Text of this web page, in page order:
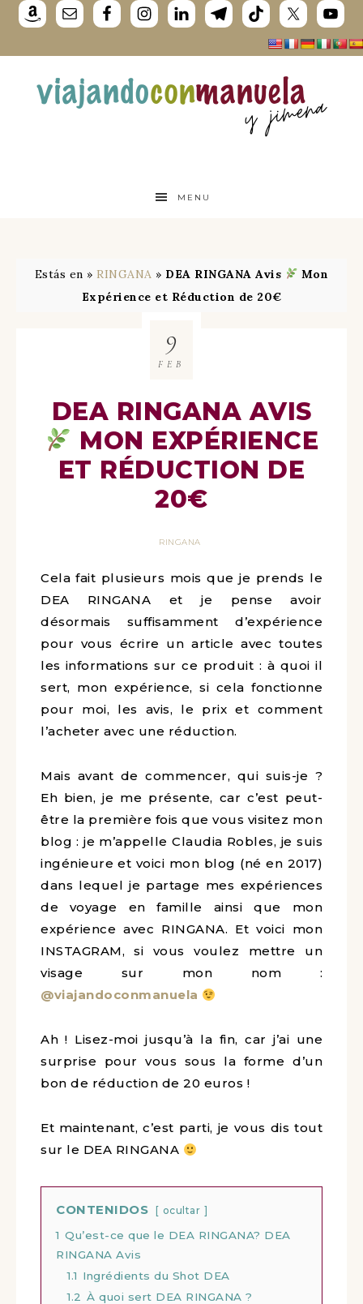
MENU
Estás en » RINGANA » DEA RINGANA Avis
Mon
Expérience et Réduction de 20€
DEA RINGANA AVIS
MON EXPÉRIENCE
ET RÉDUCTION DE
20€
RINGANA
9
FEB
Cela fait plusieurs mois que je prends le
DEA RINGANA et je pense avoir
désormais suffisamment d’expérience
pour vous écrire un article avec toutes
les informations sur ce produit : à quoi il
sert, mon expérience, si cela fonctionne
pour moi, les avis, le prix et comment
l’acheter avec une réduction.
Mais avant de commencer, qui suis-je ?
Eh bien, je me présente, car c’est peut-
être la première fois que vous visitez mon
blog : je m’appelle Claudia Robles, je suis
ingénieure et voici mon blog (né en 2017)
dans lequel je partage mes expériences
de voyage en famille ainsi que mon
expérience avec RINGANA. Et voici mon
INSTAGRAM, si vous voulez mettre un
visage sur mon nom :
@viajandoconmanuela
Ah ! Lisez-moi jusqu’à la fin, car j’ai une
surprise pour vous sous la forme d’un
bon de réduction de 20 euros !
Et maintenant, c’est parti, je vous dis tout
sur le DEA RINGANA
CONTENIDOS ocultar
1 Qu’est-ce que le DEA RINGANA? DEA
RINGANA Avis
1.1 Ingrédients du Shot DEA
1.2 À quoi sert DEA RINGANA ?